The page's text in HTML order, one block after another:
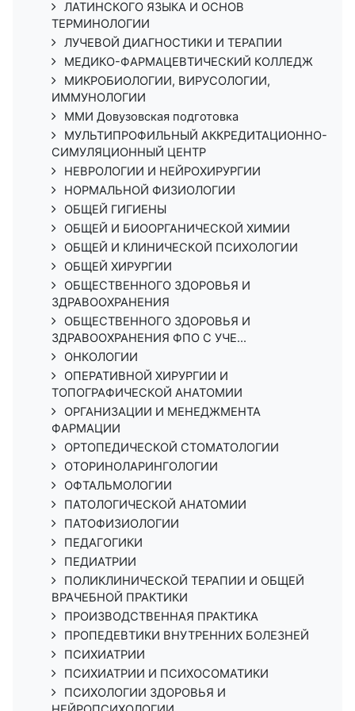
ЛАТИНСКОГО ЯЗЫКА И ОСНОВ
ТЕРМИНОЛОГИИ
ЛУЧЕВОЙ ДИАГНОСТИКИ И ТЕРАПИИ
МЕДИКО-ФАРМАЦЕВТИЧЕСКИЙ КОЛЛЕДЖ
МИКРОБИОЛОГИИ, ВИРУСОЛОГИИ,
ИММУНОЛОГИИ
ММИ Довузовская подготовка
МУЛЬТИПРОФИЛЬНЫЙ АККРЕДИТАЦИОННО-
СИМУЛЯЦИОННЫЙ ЦЕНТР
НЕВРОЛОГИИ И НЕЙРОХИРУРГИИ
НОРМАЛЬНОЙ ФИЗИОЛОГИИ
ОБЩЕЙ ГИГИЕНЫ
ОБЩЕЙ И БИООРГАНИЧЕСКОЙ ХИМИИ
ОБЩЕЙ И КЛИНИЧЕСКОЙ ПСИХОЛОГИИ
ОБЩЕЙ ХИРУРГИИ
ОБЩЕСТВЕННОГО ЗДОРОВЬЯ И
ЗДРАВООХРАНЕНИЯ
ОБЩЕСТВЕННОГО ЗДОРОВЬЯ И
ЗДРАВООХРАНЕНИЯ ФПО С УЧЕ...
ОНКОЛОГИИ
ОПЕРАТИВНОЙ ХИРУРГИИ И
ТОПОГРАФИЧЕСКОЙ АНАТОМИИ
ОРГАНИЗАЦИИ И МЕНЕДЖМЕНТА
ФАРМАЦИИ
ОРТОПЕДИЧЕСКОЙ СТОМАТОЛОГИИ
ОТОРИНОЛАРИНГОЛОГИИ
ОФТАЛЬМОЛОГИИ
ПАТОЛОГИЧЕСКОЙ АНАТОМИИ
ПАТОФИЗИОЛОГИИ
ПЕДАГОГИКИ
ПЕДИАТРИИ
ПОЛИКЛИНИЧЕСКОЙ ТЕРАПИИ И ОБЩЕЙ
ВРАЧЕБНОЙ ПРАКТИКИ
ПРОИЗВОДСТВЕННАЯ ПРАКТИКА
ПРОПЕДЕВТИКИ ВНУТРЕННИХ БОЛЕЗНЕЙ
ПСИХИАТРИИ
ПСИХИАТРИИ И ПСИХОСОМАТИКИ
ПСИХОЛОГИИ ЗДОРОВЬЯ И